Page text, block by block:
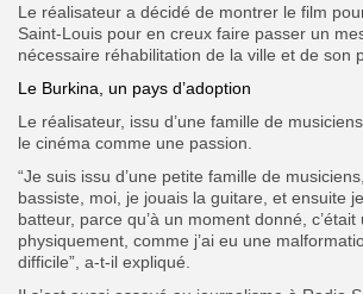
Le réalisateur a décidé de montrer le film
Saint-Louis pour en creux faire passer un
nécessaire réhabilitation de la ville et de son
Le Burkina, un pays d’adoption
Le réalisateur, issu d’une famille de
le cinéma comme une passion.
“Je suis issu d’une petite famille de
bassiste, moi, je jouais la guitare, et ensuite
batteur, parce qu’à un moment donné,
physiquement, comme j’ai eu une
difficile”, a-t-il expliqué.